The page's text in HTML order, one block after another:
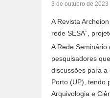
3 de outubro de 2023
A Revista
rede SESA”,
A Rede
pesquisadores
discussões para a
Porto (UP), tendo
Arquivologia e